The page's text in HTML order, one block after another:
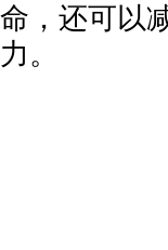
命，还可以
力。